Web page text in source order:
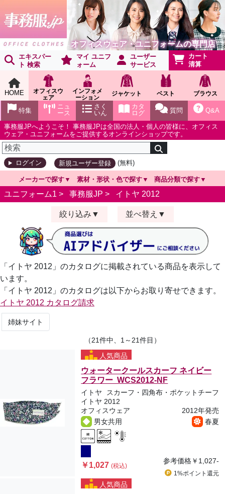
オフィスウェア・ユニフォームの専門店
エキスパー
ト 検索
マイ ユニフ
ォーム
ユーザー
サービス
カート
清算
HOME
オフィスウ
ェア
インフォメ
ーション
ショールー
ム
ジャケット ベスト ブラウス
Q&A
質問
カタ
ログ
さく
いん
ニュ
ース
特集
事務服JPへようこそ！ 事務服JPは全国の法人・個人の皆様に、オフィス
ウェア・ユニフォームをご提供するオンラインショップです。
ログイン 新規ユーザー登録 (無料)
メーカーで探す 素材・形状・色で探す 商品分類で探す
ユニフォーム1 > 事務服JP > イトヤ 2012
絞り込み 並べ替え
「イトヤ 2012」のカタログに掲載されている商品を表示して
います。
「イトヤ 2012」のカタログは以下からお取り寄せできます。
イトヤ 2012 カタログ請求
姉妹サイト
（21件中、1～21件目）
人気商品
ウォータークールスカーフ ネイビー
フラワー WCS2012-NF
イトヤ
スカーフ・四角布・ポケットチーフ
イトヤ 2012
オフィスウェア
2012年発売
男女共用
春夏
￥1,027(税込)
参考価格￥1,027-
1%ポイント 還元
人気商品